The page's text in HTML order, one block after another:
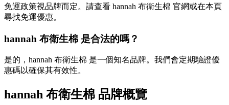
免運政策視品牌而定。請查看 hannah 布衛生棉 官網或在本頁
尋找免運優惠。
hannah 布衛生棉 是合法的嗎？
是的，hannah 布衛生棉 是一個知名品牌。我們會定期驗證優
惠碼以確保其有效性。
hannah 布衛生棉 品牌概覽